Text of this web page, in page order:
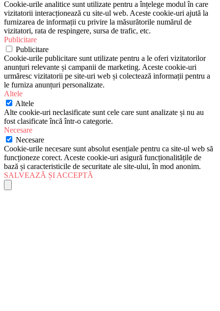
Cookie-urile analitice sunt utilizate pentru a înțelege modul în care
vizitatorii interacționează cu site-ul web. Aceste cookie-uri ajută la
furnizarea de informații cu privire la măsurătorile numărul de
vizitatori, rata de respingere, sursa de trafic, etc.
Publicitare
Publicitare
Cookie-urile publicitare sunt utilizate pentru a le oferi vizitatorilor
anunțuri relevante și campanii de marketing. Aceste cookie-uri
urmăresc vizitatorii pe site-uri web și colectează informații pentru a
le furniza anunțuri personalizate.
Altele
Altele
Alte cookie-uri neclasificate sunt cele care sunt analizate și nu au
fost clasificate încă într-o categorie.
Necesare
Necesare
Cookie-urile necesare sunt absolut esențiale pentru ca site-ul web să
funcționeze corect. Aceste cookie-uri asigură funcționalitățile de
bază și caracteristicile de securitate ale site-ului, în mod anonim.
SALVEAZĂ ȘI ACCEPTĂ